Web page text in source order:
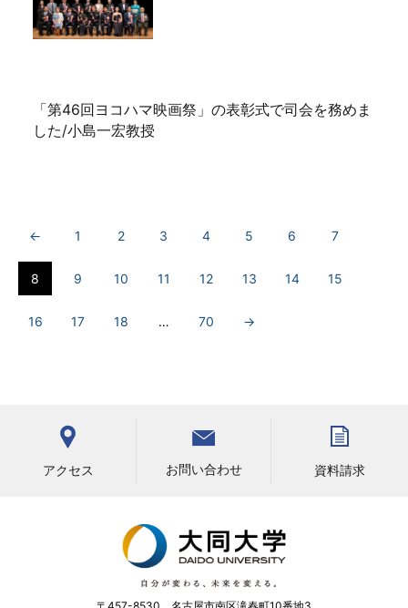
「第46回ヨコハマ映画祭」の表彰式で司会を務めま
した/小島一宏教授
← 1 2 3 4 5 6 7
8 9 10 11 12 13 14 15
16 17 18 … 70 →
アクセス お問い合わせ 資料請求